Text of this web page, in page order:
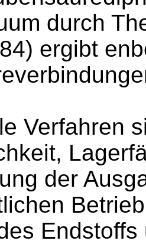
durch
ergibt
Verfahren
der